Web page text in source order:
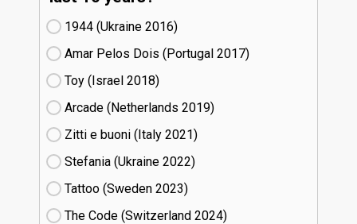
1944 (Ukraine
16)
Amar Pelos Dois (Portugal
17)
Toy (Israel
18)
Arcade (Netherlands
19)
Zitti e buoni​ (Italy
21)
Stefania (Ukraine
22)
Tattoo (Sweden
23)
The Code (Switzerland
24)